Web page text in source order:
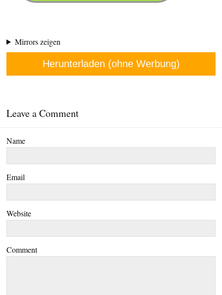
Mirrors zeigen
Herunterladen (ohne Werbung)
Leave a Comment
Name
Email
Website
Comment